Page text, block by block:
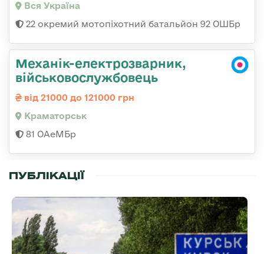
Вся Україна
22 окремий мотопіхотний батальйон 92 ОШБр
Механік-електрозварник,
військовослужбовець
від 21000 до 121000 грн
Краматорськ
81 ОАеМБр
ПУБЛІКАЦІЇ